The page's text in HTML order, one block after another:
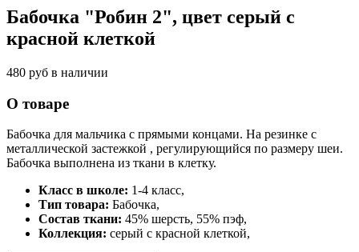
Бабочка "Робин 2", цвет серый с
красной клеткой
480 руб в наличии
О товаре
Бабочка для мальчика с прямыми концами. На резинке с
металлической застежкой , регулирующийся по размеру шеи.
Бабочка выполнена из ткани в клетку.
Класс в школе: 1-4 класс,
Тип товара: Бабочка,
Состав ткани: 45% шерсть, 55% пэф,
Коллекция: серый с красной клеткой,